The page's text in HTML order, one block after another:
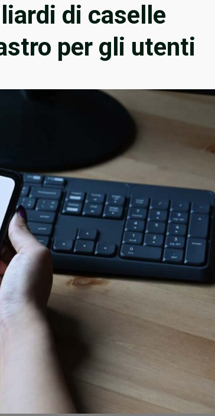
di caselle
per gli utenti